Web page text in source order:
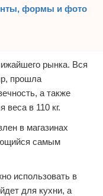
формы и фото
рынка. Вся
прошла
а также
веса в 110 кг.
в магазинах
самым
использовать в
для кухни, а